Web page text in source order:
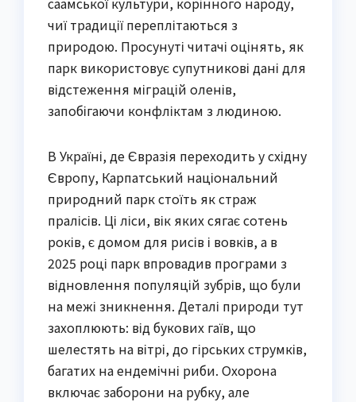
чиї традиції переплітаються з
природою. Просунуті читачі оцінять, як
парк використовує супутникові дані для
відстеження міграцій оленів,
запобігаючи конфліктам з людиною.
В Україні, де Євразія переходить у східну
Європу, Карпатський національний
природний парк стоїть як страж
пралісів. Ці ліси, вік яких сягає сотень
років, є домом для рисів і вовків, а в
2025 році парк впровадив програми з
відновлення популяцій зубрів, що були
на межі зникнення. Деталі природи тут
захоплюють: від букових гаїв, що
шелестять на вітрі, до гірських струмків,
багатих на ендемічні риби. Охорона
включає заборони на рубку, але